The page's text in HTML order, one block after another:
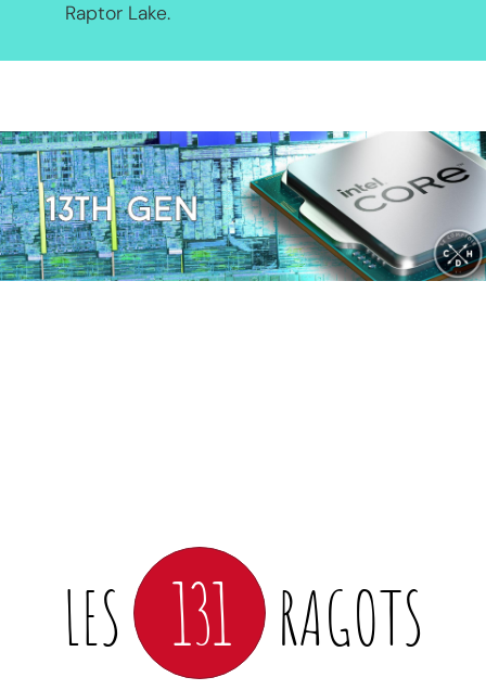
Raptor Lake.
LES 131 RAGOTS